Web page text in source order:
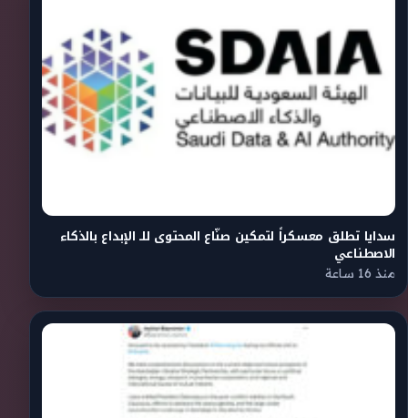
سدايا تطلق معسكراً لتمكين صنّاع المحتوى للـ الإبداع بالذكاء
الاصطناعي
منذ 16 ساعة